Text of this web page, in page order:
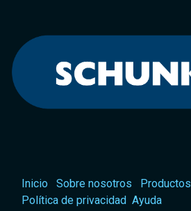
Inicio Sobre nosotros Productos
Política de privacidad Ayuda